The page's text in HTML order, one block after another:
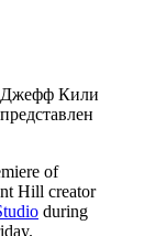
Джефф Кили
of
Hill creator
during